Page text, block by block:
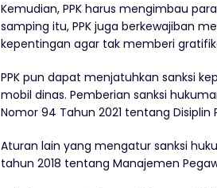
Kemudian, PPK harus mengimbau
samping itu, PPK juga berkewajiban
kepentingan agar tak memberi
PPK pun dapat menjatuhkan sanksi
mobil dinas. Pemberian sanksi
Nomor 94 Tahun 2021 tentang Disiplin
Aturan lain yang mengatur sanksi
tahun 2018 tentang Manajemen